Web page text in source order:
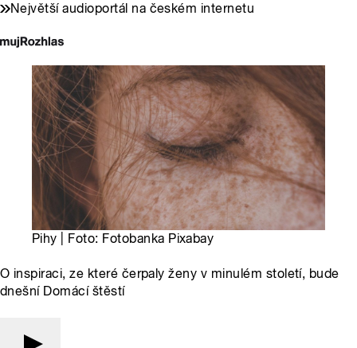
Největší audioportál na českém internetu
Pihy | Foto: Fotobanka Pixabay
O inspiraci, ze které čerpaly ženy v minulém století, bude
dnešní Domácí štěstí